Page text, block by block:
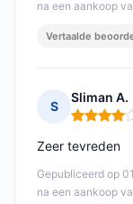
na een aankoop
Vertaalde
S
Sliman A.
Gepubliceerd op
na een aankoop
Zeer tevreden